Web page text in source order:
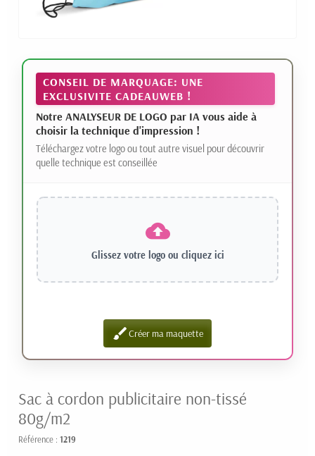
CONSEIL DE MARQUAGE: UNE
EXCLUSIVITE CADEAUWEB !
Notre ANALYSEUR DE LOGO par IA vous aide à
choisir la technique d'impression !
Téléchargez votre logo ou tout autre visuel pour découvrir
quelle technique est conseillée
Glissez votre logo ou cliquez ici
brushCréer ma maquette
Sac à cordon publicitaire non-tissé
80g/m2
Référence : 1219